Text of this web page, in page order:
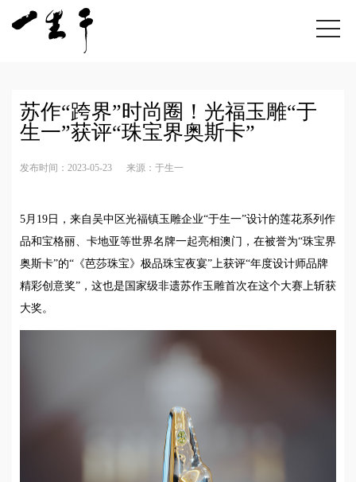
苏作“跨界”时尚圈！光福玉雕“于
生一”获评“珠宝界奥斯卡”
发布时间：2023-05-23 来源：于生一
5月19日，来自吴中区光福镇玉雕企业“于生一”设计的莲花系列作
品和宝格丽、卡地亚等世界名牌一起亮相澳门，在被誉为“珠宝界
奥斯卡”的“《芭莎珠宝》极品珠宝夜宴”上获评“年度设计师品牌
精彩创意奖”，这也是国家级非遗苏作玉雕首次在这个大赛上斩获
大奖。